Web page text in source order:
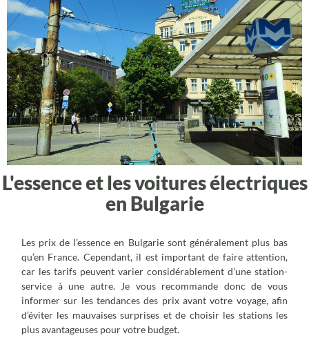
L'essence et les voitures électriques
en Bulgarie
Les prix de l’essence en Bulgarie sont généralement plus bas
qu’en France. Cependant, il est important de faire attention,
car les tarifs peuvent varier considérablement d’une station-
service à une autre. Je vous recommande donc de vous
informer sur les tendances des prix avant votre voyage, afin
d’éviter les mauvaises surprises et de choisir les stations les
plus avantageuses pour votre budget.